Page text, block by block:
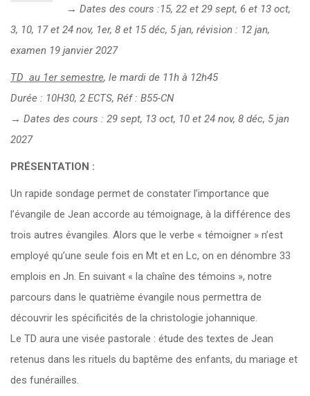
→ Dates des cours :15, 22 et 29 sept, 6 et 13 oct,
3, 10, 17 et 24 nov, 1er, 8 et 15 déc, 5 jan, révision : 12 jan,
examen 19 janvier 2027
TD au 1er semestre, le mardi de 11h à 12h45
Durée : 10H30, 2 ECTS, Réf : B55-CN
→ Dates des cours : 29 sept, 13 oct, 10 et 24 nov, 8 déc, 5 jan
2027
PRÉSENTATION :
Un rapide sondage permet de constater l’importance que
l’évangile de Jean accorde au témoignage, à la différence des
trois autres évangiles. Alors que le verbe « témoigner » n’est
employé qu’une seule fois en Mt et en Lc, on en dénombre 33
emplois en Jn. En suivant « la chaîne des témoins », notre
parcours dans le quatrième évangile nous permettra de
découvrir les spécificités de la christologie johannique.
Le TD aura une visée pastorale : étude des textes de Jean
retenus dans les rituels du baptême des enfants, du mariage et
des funérailles.